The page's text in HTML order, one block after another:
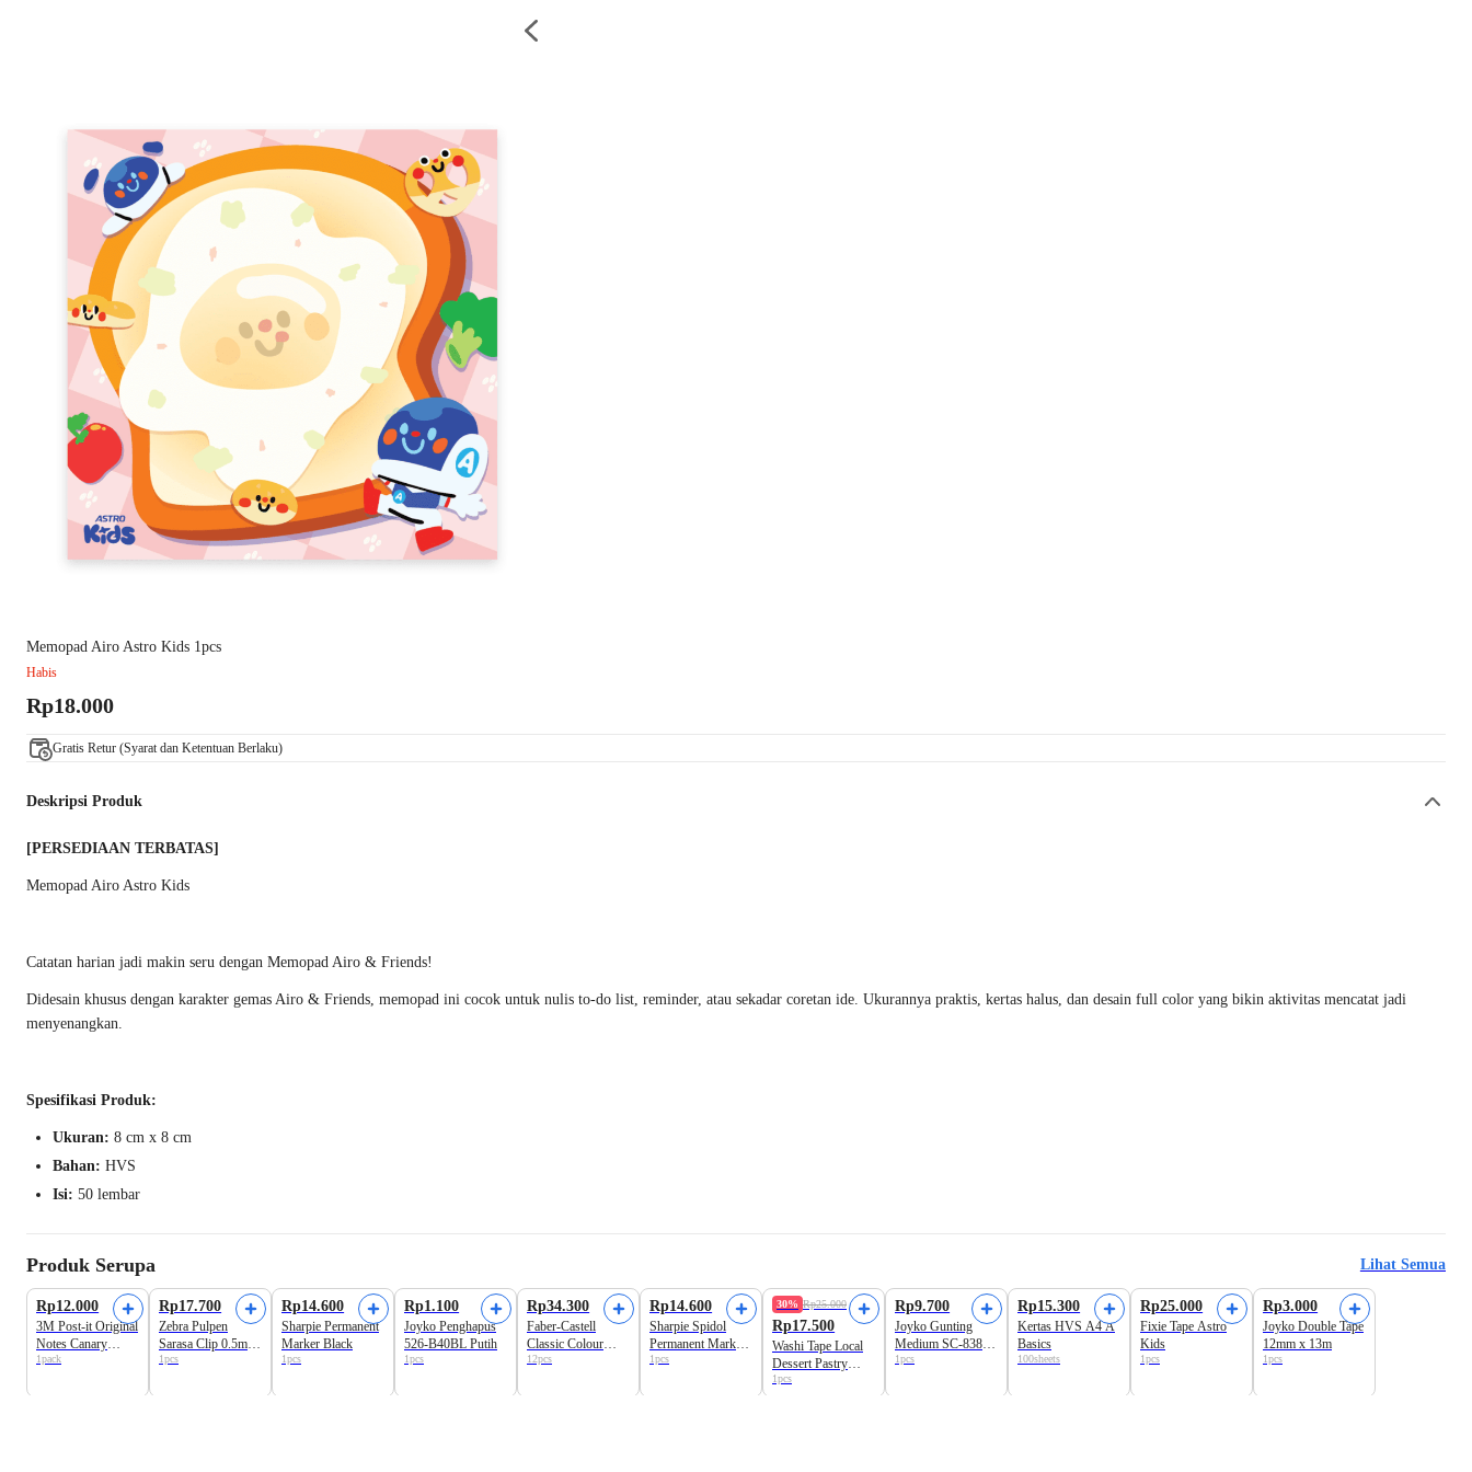
Memopad Airo Astro Kids 1pcs
Habis
Rp18.000
Gratis Retur (Syarat dan Ketentuan Berlaku)
Deskripsi Produk
[PERSEDIAAN TERBATAS]
Memopad Airo Astro Kids
Catatan harian jadi makin seru dengan Memopad Airo & Friends!
Didesain khusus dengan karakter gemas Airo & Friends, memopad ini cocok untuk nulis to-do list, reminder, atau sekadar coretan ide. Ukurannya praktis, kertas halus, dan desain full color yang bikin aktivitas mencatat jadi
menyenangkan.
Spesifikasi Produk:
Ukuran: 8 cm x 8 cm
Bahan: HVS
Isi: 50 lembar
Produk Serupa Lihat Semua
Rp12.000
3M Post-it Original
Notes Canary
Yellow Sticky
1pack
Rp17.700
Zebra Pulpen
Sarasa Clip 0.5mm
Gel Ink Rollerball
1pcs
Rp14.600
Sharpie Permanent
Marker Black
1pcs
Rp1.100
Joyko Penghapus
526-B40BL Putih
1pcs
Rp34.300
Faber-Castell
Classic Colour
Pencils
12pcs
Rp14.600
Sharpie Spidol
Permanent Marker
- Biru
1pcs
30% Rp25.000
Rp17.500
Washi Tape Local
Dessert Pastry
Edition Astro Kids
1pcs
Rp9.700
Joyko Gunting
Medium SC-838
16cm
1pcs
Rp15.300
Kertas HVS A4 A
Basics
100sheets
Rp25.000
Fixie Tape Astro
Kids
1pcs
Rp3.000
Joyko Double Tape
12mm x 13m
1pcs